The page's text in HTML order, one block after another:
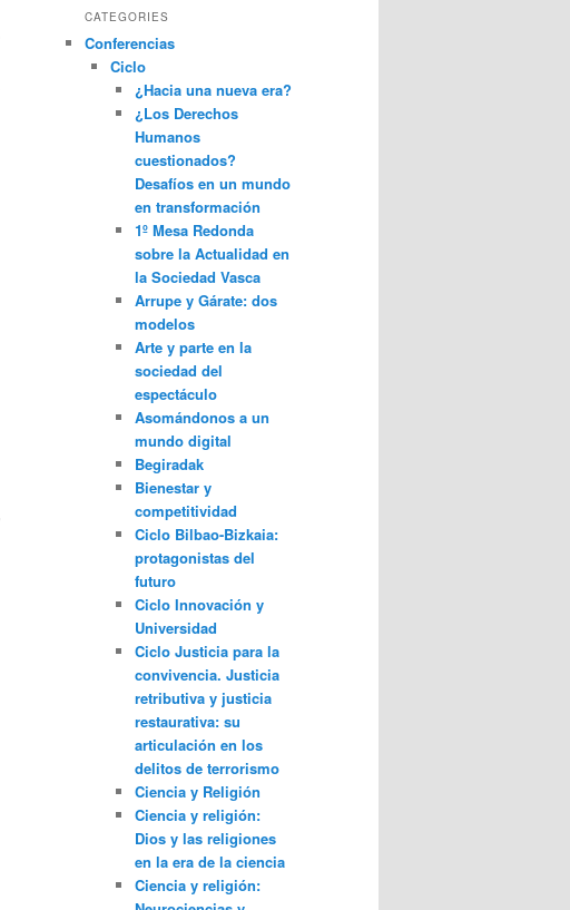
CATEGORIES
Conferencias
Ciclo
¿Hacia una nueva era?
¿Los Derechos
Humanos
cuestionados?
Desafíos en un mundo
en transformación
1º Mesa Redonda
sobre la Actualidad en
la Sociedad Vasca
Arrupe y Gárate: dos
modelos
Arte y parte en la
sociedad del
espectáculo
Asomándonos a un
mundo digital
Begiradak
Bienestar y
competitividad
Ciclo Bilbao-Bizkaia:
protagonistas del
futuro
Ciclo Innovación y
Universidad
Ciclo Justicia para la
convivencia. Justicia
retributiva y justicia
restaurativa: su
articulación en los
delitos de terrorismo
Ciencia y Religión
Ciencia y religión:
Dios y las religiones
en la era de la ciencia
Ciencia y religión: